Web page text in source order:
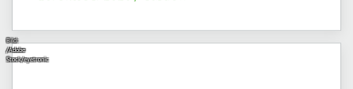
Bild:
/Adobe
Stock/eyetronic